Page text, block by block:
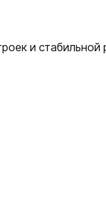
и стабильной